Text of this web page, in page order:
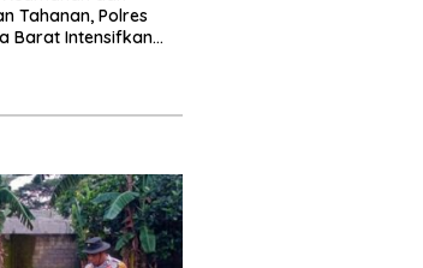
Tahanan, Polres
Barat Intensifkan